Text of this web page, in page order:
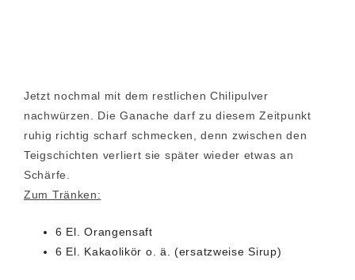
Jetzt nochmal mit dem restlichen Chilipulver
nachwürzen. Die Ganache darf zu diesem Zeitpunkt
ruhig richtig scharf schmecken, denn zwischen den
Teigschichten verliert sie später wieder etwas an
Schärfe.
Zum Tränken:
6 El. Orangensaft
6 El. Kakaolikör o. ä. (ersatzweise Sirup)